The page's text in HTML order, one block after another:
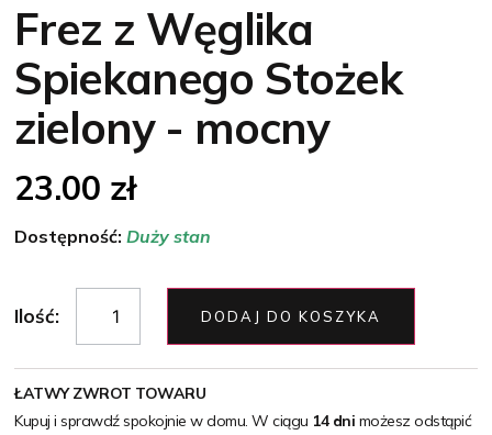
Frez z Węglika
Spiekanego Stożek
zielony - mocny
23.00 zł
Dostępność:Duży stan
Ilość: DODAJ DO KOSZYKA
ŁATWY ZWROT TOWARU
Kupuj i sprawdź spokojnie w domu. W ciągu 14 dni możesz odstąpić